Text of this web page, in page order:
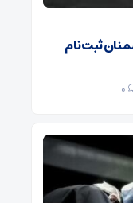
در استان سمنان ثبت نام
۰